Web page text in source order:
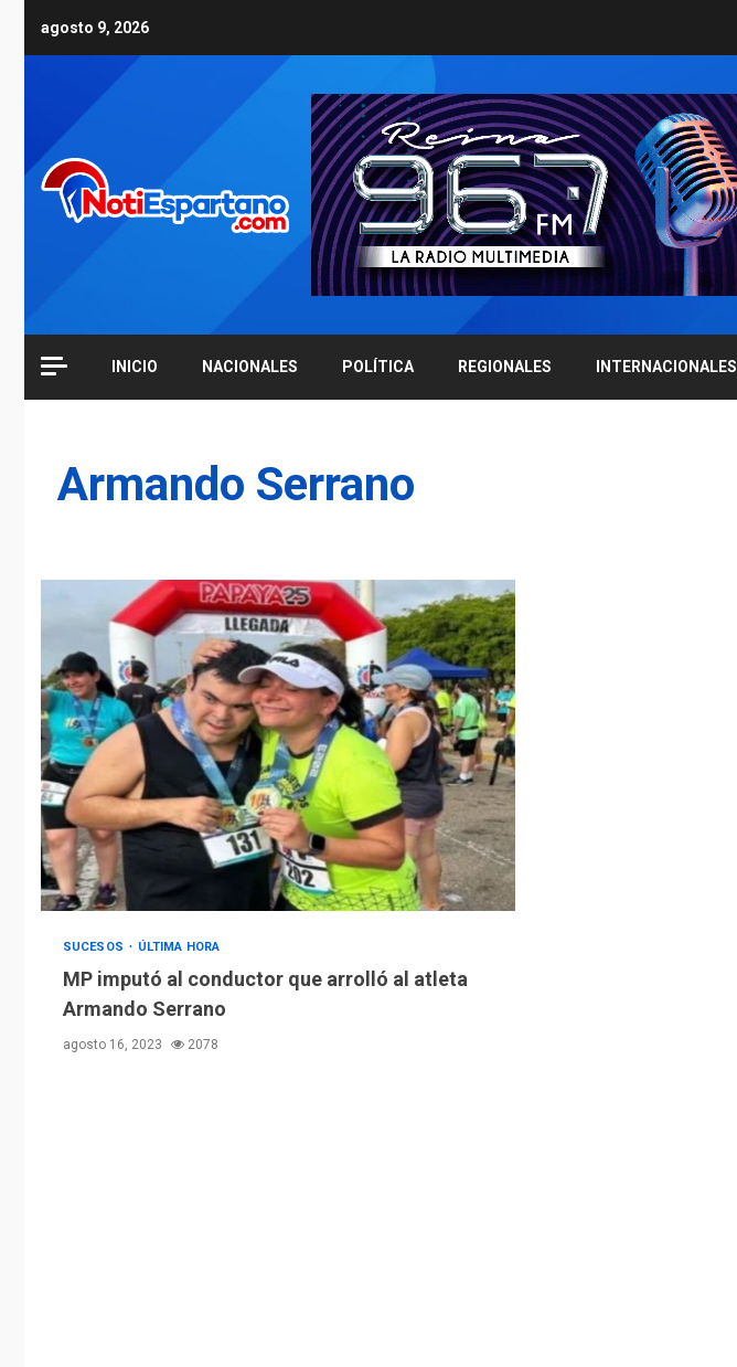
agosto 9, 2026
INICIO NACIONALES POLÍTICA REGIONALES INTERNACIONALES
Armando Serrano
SUCESOS ÚLTIMA HORA
MP imputó al conductor que arrolló al atleta
Armando Serrano
agosto 16, 2023 2078